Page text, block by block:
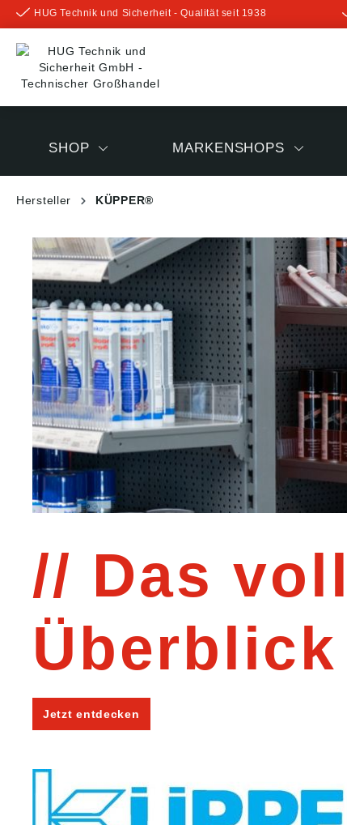
springen
HUG Technik und Sicherheit - Qualität seit 1938
SHOP MARKENSHOPS
Hersteller KÜPPER®
Das
Überblick
Jetzt entdecken